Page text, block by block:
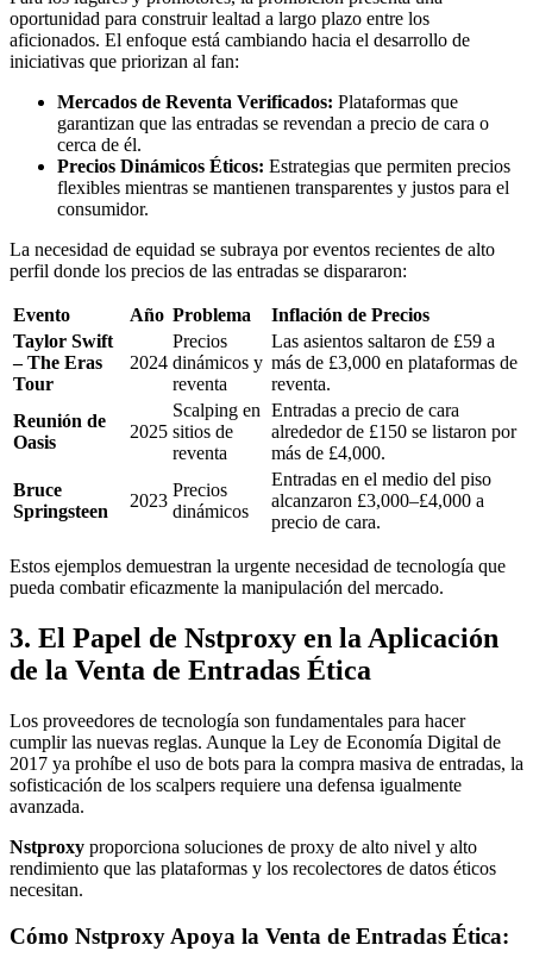
oportunidad para construir lealtad a largo plazo entre los
aficionados. El enfoque está cambiando hacia el desarrollo de
iniciativas que priorizan al fan:
Mercados de Reventa Verificados: Plataformas que
garantizan que las entradas se revendan a precio de cara o
cerca de él.
Precios Dinámicos Éticos: Estrategias que permiten precios
flexibles mientras se mantienen transparentes y justos para el
consumidor.
La necesidad de equidad se subraya por eventos recientes de alto
perfil donde los precios de las entradas se dispararon:
Evento Año Problema
Inflación de Precios
Taylor Swift
– The Eras
Tour
2024
Precios
dinámicos y
reventa
Las asientos saltaron de £59 a
más de £3,000 en plataformas de
reventa.
Reunión de
Oasis
2025
Scalping en
sitios de
reventa
Entradas a precio de cara
alrededor de £150 se listaron por
más de £4,000.
Bruce
Springsteen
2023
Precios
dinámicos
Entradas en el medio del piso
alcanzaron £3,000–£4,000 a
precio de cara.
Estos ejemplos demuestran la urgente necesidad de tecnología que
pueda combatir eficazmente la manipulación del mercado.
3. El Papel de Nstproxy en la Aplicación
de la Venta de Entradas Ética
Los proveedores de tecnología son fundamentales para hacer
cumplir las nuevas reglas. Aunque la Ley de Economía Digital de
2017 ya prohíbe el uso de bots para la compra masiva de entradas, la
sofisticación de los scalpers requiere una defensa igualmente
avanzada.
Nstproxy proporciona soluciones de proxy de alto nivel y alto
rendimiento que las plataformas y los recolectores de datos éticos
necesitan.
Cómo Nstproxy Apoya la Venta de Entradas Ética: